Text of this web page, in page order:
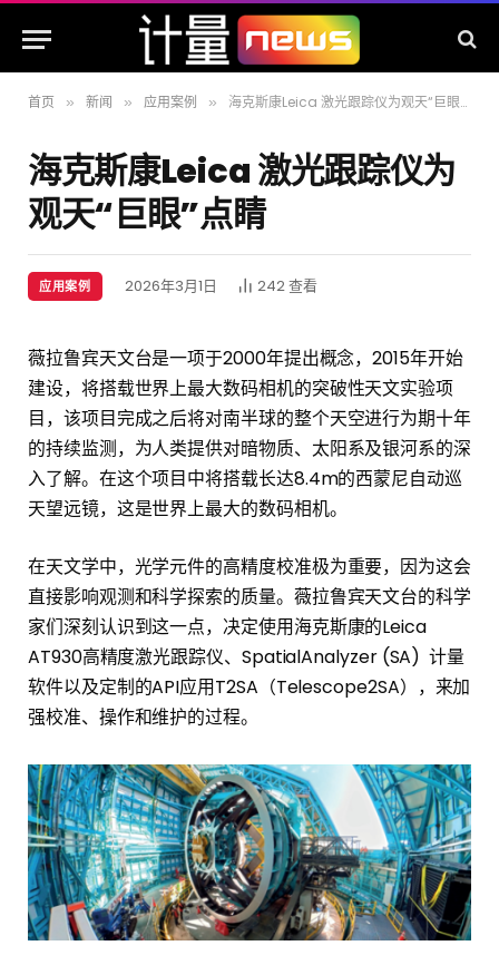
首页 » 新闻 » 应用案例 » 海克斯康Leica 激光跟踪仪为观天“巨眼”点睛
海克斯康Leica 激光跟踪仪为
观天“巨眼”点睛
应用案例 2026年3月1日 242查看
薇拉鲁宾天文台是一项于2000年提出概念，2015年开始
建设，将搭载世界上最大数码相机的突破性天文实验项
目，该项目完成之后将对南半球的整个天空进行为期十年
的持续监测，为人类提供对暗物质、太阳系及银河系的深
入了解。在这个项目中将搭载长达8.4m的西蒙尼自动巡
天望远镜，这是世界上最大的数码相机。
在天文学中，光学元件的高精度校准极为重要，因为这会
直接影响观测和科学探索的质量。薇拉鲁宾天文台的科学
家们深刻认识到这一点，决定使用海克斯康的Leica
AT930高精度激光跟踪仪、SpatialAnalyzer (SA) 计量
软件以及定制的API应用T2SA（Telescope2SA），来加
强校准、操作和维护的过程。